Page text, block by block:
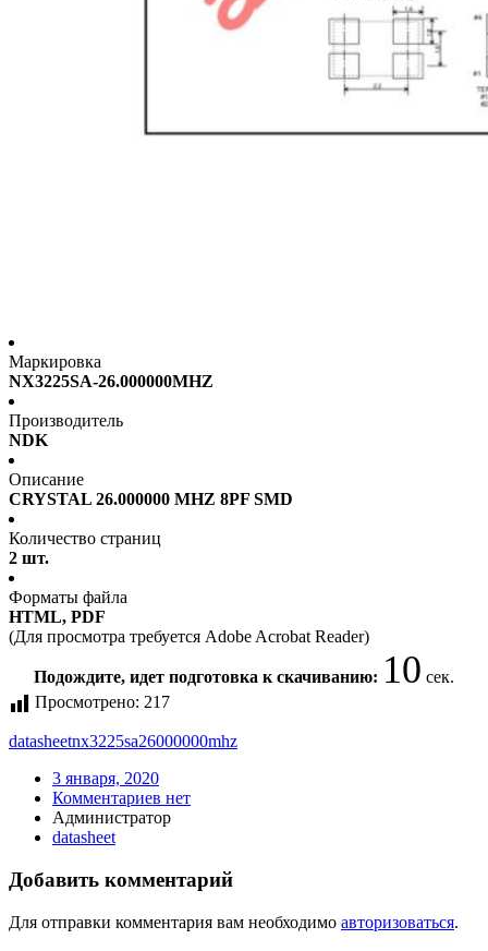
Маркировка
NX3225SA-26.000000MHZ
Производитель
NDK
Описание
CRYSTAL 26.000000 MHZ 8PF SMD
Количество страниц
2 шт.
Форматы файла
HTML, PDF
(Для просмотра требуется Adobe Acrobat Reader)
Подождите, идет подготовка к скачиванию: 10 сек.
Просмотрено: 217
datasheetnx3225sa26000000mhz
3 января, 2020
Комментариев нет
Администратор
datasheet
Добавить комментарий
Для отправки комментария вам необходимо авторизоваться.